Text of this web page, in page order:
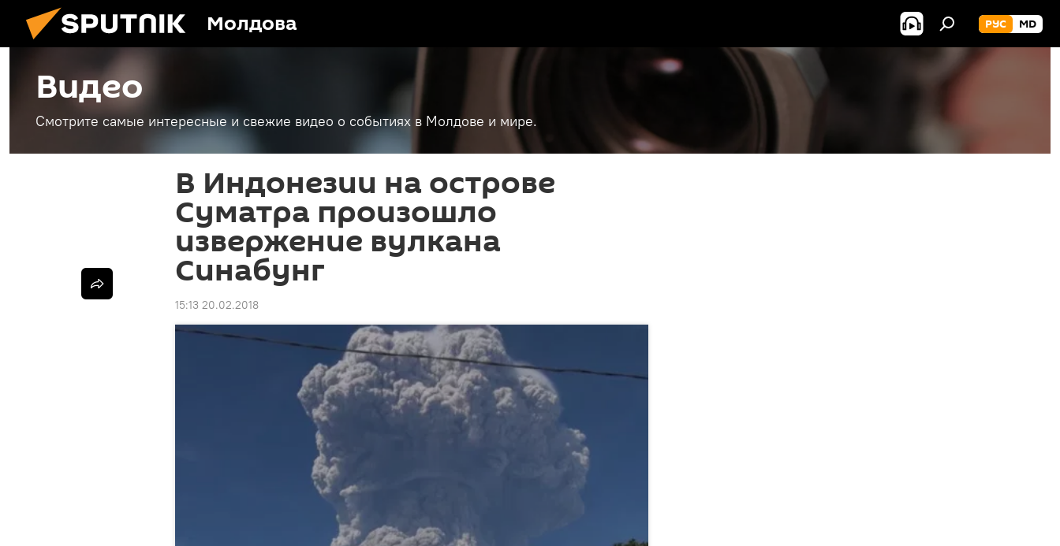
Молдова РУС MD
Видео
Смотрите самые интересные и свежие видео о событиях в Молдове и мире.
В Индонезии на острове
Суматра произошло
извержение вулкана
Синабунг
15:13 20.02.2018